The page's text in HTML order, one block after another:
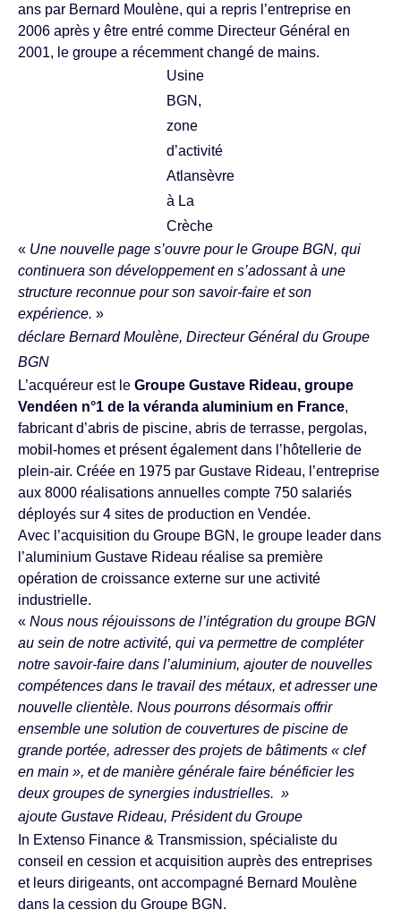
ans par Bernard Moulène, qui a repris l’entreprise en
2006 après y être entré comme Directeur Général en
2001, le groupe a récemment changé de mains.
Usine
BGN,
zone
d’activité
Atlansèvre
à La
Crèche
« Une nouvelle page s’ouvre pour le Groupe BGN, qui
continuera son développement en s’adossant à une
structure reconnue pour son savoir-faire et son
expérience. »
déclare Bernard Moulène, Directeur Général du Groupe
BGN
L’acquéreur est le Groupe Gustave Rideau, groupe
Vendéen n°1 de la véranda aluminium en France,
fabricant d’abris de piscine, abris de terrasse, pergolas,
mobil-homes et présent également dans l’hôtellerie de
plein-air. Créée en 1975 par Gustave Rideau, l’entreprise
aux 8000 réalisations annuelles compte 750 salariés
déployés sur 4 sites de production en Vendée.
Avec l’acquisition du Groupe BGN, le groupe leader dans
l’aluminium Gustave Rideau réalise sa première
opération de croissance externe sur une activité
industrielle.
« Nous nous réjouissons de l’intégration du groupe BGN
au sein de notre activité, qui va permettre de compléter
notre savoir-faire dans l’aluminium, ajouter de nouvelles
compétences dans le travail des métaux, et adresser une
nouvelle clientèle. Nous pourrons désormais offrir
ensemble une solution de couvertures de piscine de
grande portée, adresser des projets de bâtiments « clef
en main », et de manière générale faire bénéficier les
deux groupes de synergies industrielles. »
ajoute Gustave Rideau, Président du Groupe
In Extenso Finance & Transmission, spécialiste du
conseil en cession et acquisition auprès des entreprises
et leurs dirigeants, ont accompagné Bernard Moulène
dans la cession du Groupe BGN.